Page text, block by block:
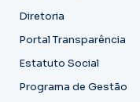
Diretoria
Portal Transparência
Estatuto Social
Programa de Gestão